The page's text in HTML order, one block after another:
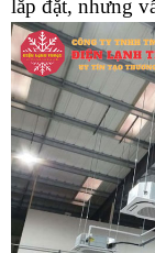
lắp đặt, nhưng